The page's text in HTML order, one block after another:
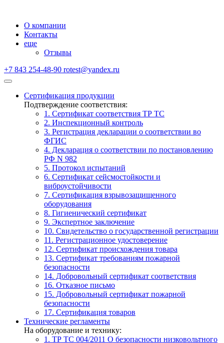
О компании
Контакты
еще
Отзывы
+7 843 254-48-90 rotest@yandex.ru
Сертификация продукции
Подтверждение соответствия:
1. Сертификат соответствия ТР ТС
2. Инспекционный контроль
3. Регистрация декларации о соответствии во
ФГИС
4. Декларация о соответствии по постановлению
РФ N 982
5. Протокол испытаний
6. Сертификат сейсмостойкости и
виброустойчивости
7. Сертификация взрывозащищенного
оборудования
8. Гигиенический сертификат
9. Экспертное заключение
10. Свидетельство о государственной регистрации
11. Регистрационное удостоверение
12. Сертификат происхождения товара
13. Сертификат требованиям пожарной
безопасности
14. Добровольный сертификат соответствия
16. Отказное письмо
15. Добровольный сертификат пожарной
безопасности
17. Сертификация товаров
Технические регламенты
На оборудование и технику:
1. ТР ТС 004/2011 О безопасности низковольтного